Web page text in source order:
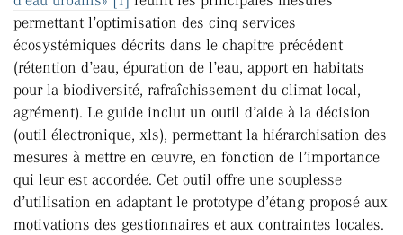
permettant l’optimisation des cinq services
écosystémiques décrits dans le chapitre précédent
(rétention d’eau, épuration de l’eau, apport en habitats
pour la biodiversité, rafraîchissement du climat local,
agrément). Le guide inclut un outil d’aide à la décision
(outil électronique, xls), permettant la hiérarchisation des
mesures à mettre en œuvre, en fonction de l’importance
qui leur est accordée. Cet outil offre une souplesse
d’utilisation en adaptant le prototype d’étang proposé aux
motivations des gestionnaires et aux contraintes locales.